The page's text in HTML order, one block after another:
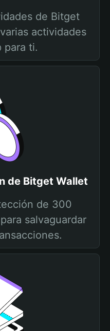
de Bitget
actividades
para ti.
de Bitget Wallet
de 300
salvaguardar